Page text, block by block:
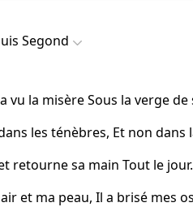
Segond
vu la misère Sous la verge de
les ténèbres, Et non dans
retourne sa main Tout le jour.
et ma peau, Il a brisé mes